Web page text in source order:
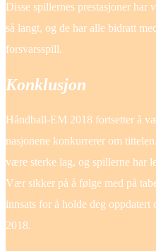
Disse spillernes prestasjoner har
så langt, og de har alle bidratt
forsvarsspill.
Konklusjon
Håndball-EM 2018 fortsetter å
nasjonene konkurrerer om
være sterke lag, og spillerne har
Vær sikker på å følge med på
innsats for å holde deg
2018.